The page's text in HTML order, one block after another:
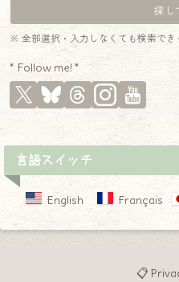
※ 全部選択・入力しなくても検索でき
* Follow me! *
言語スイッチ
English Français
📋